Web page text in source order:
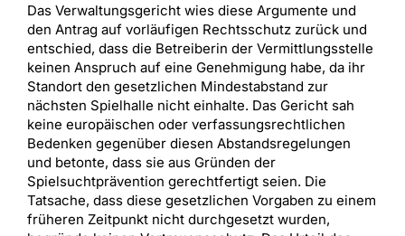
Das Verwaltungsgericht wies diese Argumente und
den Antrag auf vorläufigen Rechtsschutz zurück und
entschied, dass die Betreiberin der Vermittlungsstelle
keinen Anspruch auf eine Genehmigung habe, da ihr
Standort den gesetzlichen Mindestabstand zur
nächsten Spielhalle nicht einhalte. Das Gericht sah
keine europäischen oder verfassungsrechtlichen
Bedenken gegenüber diesen Abstandsregelungen
und betonte, dass sie aus Gründen der
Spielsuchtprävention gerechtfertigt seien. Die
Tatsache, dass diese gesetzlichen Vorgaben zu einem
früheren Zeitpunkt nicht durchgesetzt wurden,